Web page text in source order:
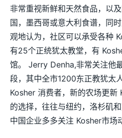
非常重视新鲜和天然食品，以
国，墨西哥或意大利食谱，同
观地认为，社区可以承受各种
有25个正统犹太教堂，有
馆。 Jerry Denha,非常关注他
段，其中全市1200东正教犹太
Kosher 消费者，新的农场更新
的选择，往往与纽约，洛杉矶
中国企业多多关注 Kosher市场